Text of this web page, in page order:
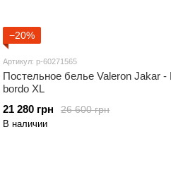
−20%
Артикул: p-60271565
Постельное белье Valeron Jakar -
bordo ХL
26 600 грн
21 280 грн
В наличии